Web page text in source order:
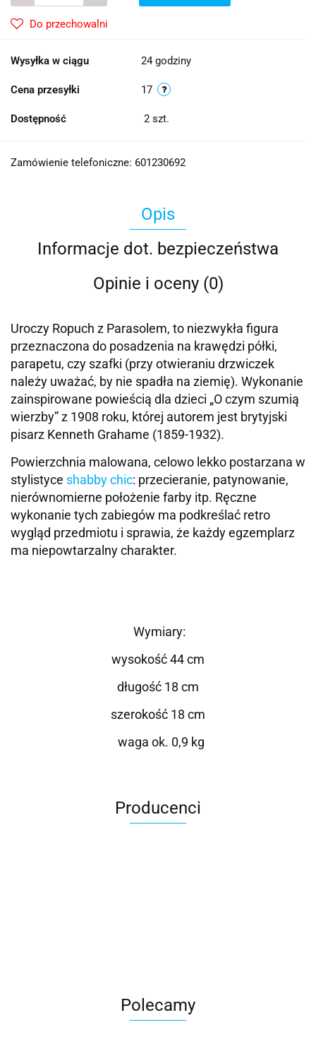
Do przechowalni
Wysyłka w ciągu 24 godziny
Cena przesyłki 17
Dostępność 2 szt.
Zamówienie telefoniczne: 601230692
Opis
Informacje dot. bezpieczeństwa
Opinie i oceny (0)
Uroczy Ropuch z Parasolem, to niezwykła figura
przeznaczona do posadzenia na krawędzi półki,
parapetu, czy szafki (przy otwieraniu drzwiczek
należy uważać, by nie spadła na ziemię). Wykonanie
zainspirowane powieścią dla dzieci „O czym szumią
wierzby” z 1908 roku, której autorem jest brytyjski
pisarz Kenneth Grahame (1859-1932).
Powierzchnia malowana, celowo lekko postarzana w
stylistyce shabby chic: przecieranie, patynowanie,
nierównomierne położenie farby itp. Ręczne
wykonanie tych zabiegów ma podkreślać retro
wygląd przedmiotu i sprawia, że każdy egzemplarz
ma niepowtarzalny charakter.
Wymiary:
wysokość 44 cm
długość 18 cm
szerokość 18 cm
waga ok. 0,9 kg
Producenci
Polecamy